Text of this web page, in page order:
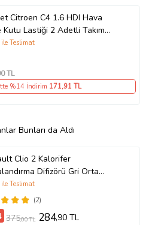
Citroen C4 1.6 HDI Hava
Kutu Lastiği 2 Adetli Takım
ile Teslimat
TL
%14 İndirim 171,91 TL
Bunları da Aldı
Clio 2 Kalorifer
Difizörü Gri Orta
(2)
ile Teslimat
375,00 TL 284,90 TL